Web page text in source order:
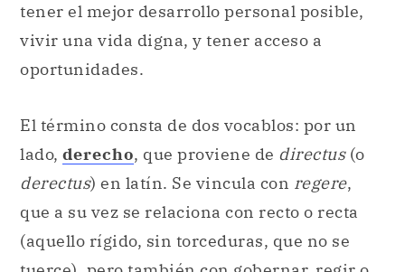
tener el mejor desarrollo personal posible,
vivir una vida digna, y tener acceso a
oportunidades.
El término consta de dos vocablos: por un
lado, derecho, que proviene de directus(o
derectus) en latín. Se vincula con regere,
que a su vez se relaciona con recto o recta
(aquello rígido, sin torceduras, que no se